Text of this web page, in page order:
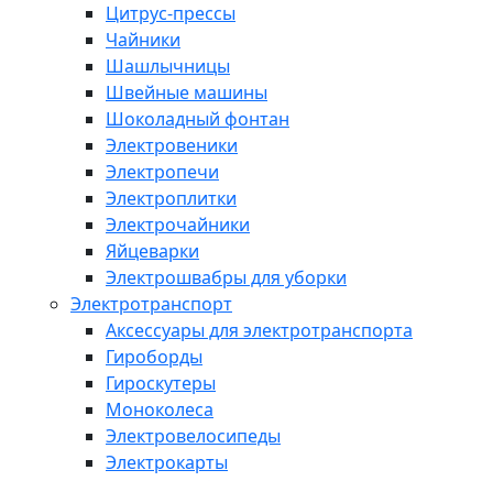
Цитрус-прессы
Чайники
Шашлычницы
Швейные машины
Шоколадный фонтан
Электровеники
Электропечи
Электроплитки
Электрочайники
Яйцеварки
Электрошвабры для уборки
Электротранспорт
Аксессуары для электротранспорта
Гироборды
Гироскутеры
Моноколеса
Электровелосипеды
Электрокарты